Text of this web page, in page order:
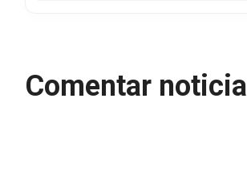
Comentar noticia